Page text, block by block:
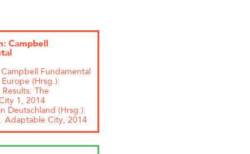
Campbell
Campbell Fundamental
(Hrsg.):
The
1, 2014
Deutschland (Hrsg.):
Adaptable City, 2014